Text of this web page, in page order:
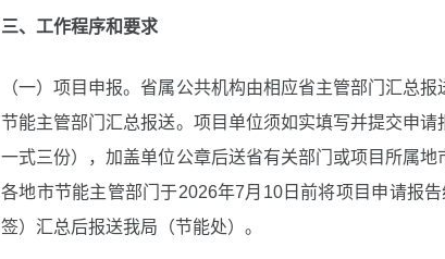
三、工作程序和要求
（一）项目申报。省属公共机构由相应省主管部门汇总
节能主管部门汇总报送。项目单位须如实填写并提交申请
一式三份），加盖单位公章后送省有关部门或项目所属
各地市节能主管部门于2026年7月10日前将项目申请报
签）汇总后报送我局（节能处）。